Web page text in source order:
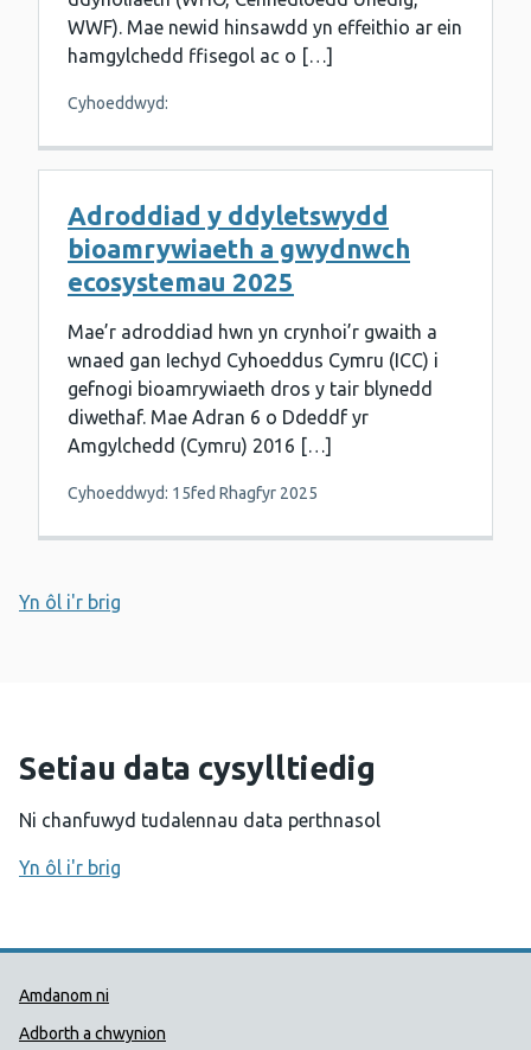
WWF). Mae newid hinsawdd yn effeithio ar ein
hamgylchedd ffisegol ac o […]
Cyhoeddwyd:
Adroddiad y ddyletswydd
bioamrywiaeth a gwydnwch
ecosystemau 2025
Mae’r adroddiad hwn yn crynhoi’r gwaith a
wnaed gan Iechyd Cyhoeddus Cymru (ICC) i
gefnogi bioamrywiaeth dros y tair blynedd
diwethaf. Mae Adran 6 o Ddeddf yr
Amgylchedd (Cymru) 2016 […]
Cyhoeddwyd: 15fed Rhagfyr 2025
Yn ôl i'r brig
Setiau data cysylltiedig
Ni chanfuwyd tudalennau data perthnasol
Yn ôl i'r brig
Dolenni Cymorth Iechyd
Amdanom ni
Adborth a chwynion